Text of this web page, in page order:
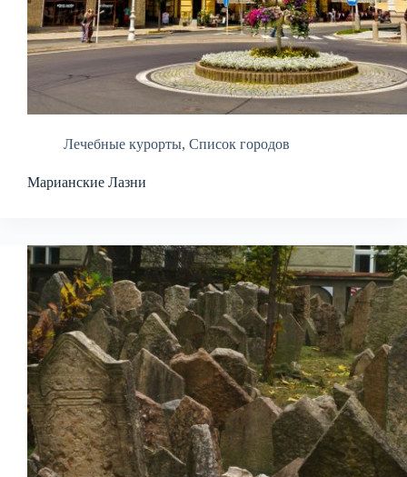
Лечебные курорты, Список городов
Марианские Лазни